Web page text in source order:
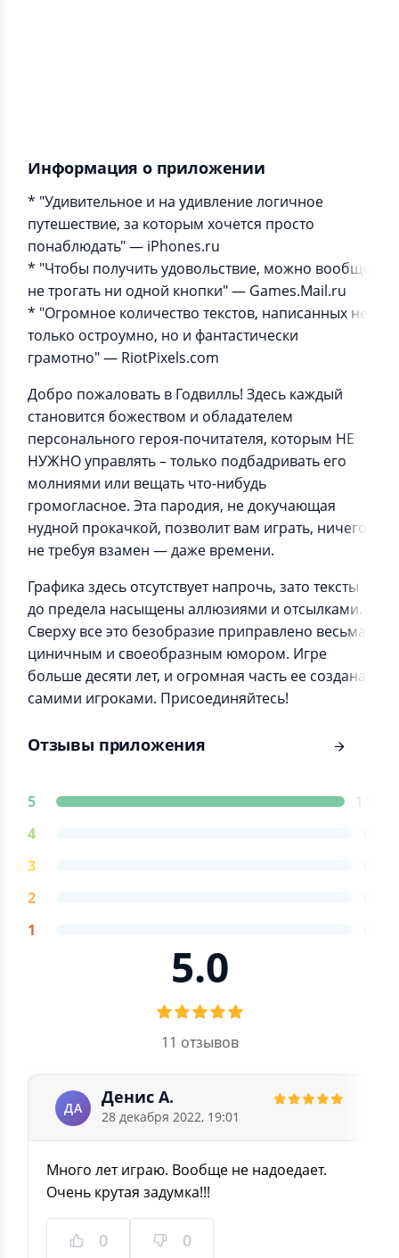
Информация о приложении
* "Удивительное и на удивление логичное
путешествие, за которым хочется просто
понаблюдать" — iPhones.ru
* "Чтобы получить удовольствие, можно вообще
не трогать ни одной кнопки" — Games.Mail.ru
* "Огромное количество текстов, написанных не
только остроумно, но и фантастически
грамотно" — RiotPixels.com
Добро пожаловать в Годвилль! Здесь каждый
становится божеством и обладателем
персонального героя-почитателя, которым НЕ
НУЖНО управлять – только подбадривать его
молниями или вещать что-нибудь
громогласное. Эта пародия, не докучающая
нудной прокачкой, позволит вам играть, ничего
не требуя взамен — даже времени.
Графика здесь отсутствует напрочь, зато тексты
до предела насыщены аллюзиями и отсылками.
Сверху все это безобразие приправлено весьма
циничным и своеобразным юмором. Игре
больше десяти лет, и огромная часть ее создана
самими игроками. Присоединяйтесь!
Отзывы приложения
5
11
4
3
2
1
5.0
11 отзывов
ДА
Денис А.
28 декабря 2022, 19:01
Много лет играю. Вообще не надоедает.
Очень крутая задумка!!!
0 0